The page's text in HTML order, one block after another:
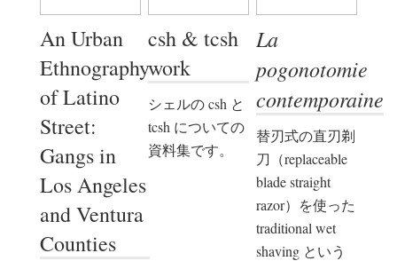
An Urban
Ethnography
of Latino
Street:
Gangs in
Los Angeles
and Ventura
Counties
csh & tcsh
work
シェルの csh と
tcsh についての
資料集です。
La
pogonotomie
contemporaine
替刃式の直刃剃
刀（replaceable
blade straight
razor）を使った
traditional wet
shaving という